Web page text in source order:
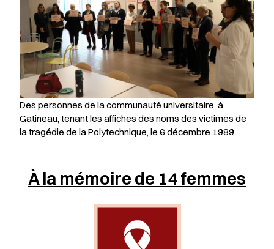
Des personnes de la communauté universitaire, à
Gatineau, tenant les affiches des noms des victimes de
la tragédie de la Polytechnique, le 6 décembre 1989.
À la mémoire de 14 femmes